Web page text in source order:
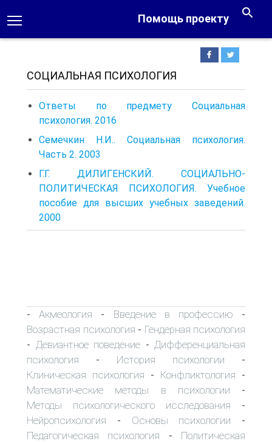
Помощь проекту
СОЦИАЛЬНАЯ ПСИХОЛОГИЯ
Ответы по предмету Социальная
психология. 2016
Семечкин Н.И.. Социальная психология.
Часть 2. 2003
Г.Г. ДИЛИГЕНСКИЙ. СОЦИАЛЬНО-
ПОЛИТИЧЕСКАЯ ПСИХОЛОГИЯ. Учебное
пособие для высших учебных заведений.
2000
-Акмеология - Введение в профессию -
Возрастная психология - Гендерная психология
- Девиантное поведение - Дифференциальная
психология - История психологии -
Клиническая психология - Конфликтология -
Математические методы в психологии -
Методы психологического исследования -
Нейропсихология - Основы психологии -
Педагогическая психология - Политическая